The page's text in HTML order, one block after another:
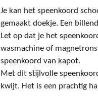
Je kan het speenkoord
gemaakt doekje. Een
Let op dat je het
wasmachine of
speenkoord van kapot.
Met dit stijlvolle
kwijt. Het is een prachtig